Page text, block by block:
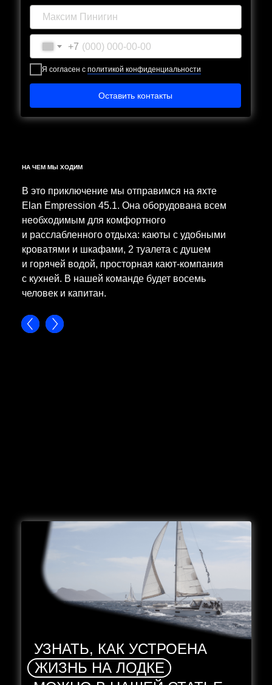
+7
Я согласен с политикой конфиденциальности
Оставить контакты
НА ЧЕМ МЫ ХОДИМ
В это приключение мы отправимся на яхте
Elan Empression 45.1. Она оборудована всем
необходимым для комфортного
и расслабленного отдыха: каюты с удобными
кроватями и шкафами, 2 туалета с душем
и горячей водой, просторная кают-компания
с кухней. В нашей команде будет восемь
человек и капитан.
УЗНАТЬ, КАК УСТРОЕНА
ЖИЗНЬ НА ЛОДКЕ